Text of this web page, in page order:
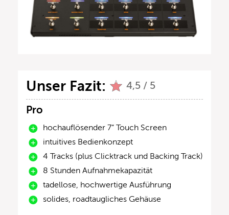
Unser Fazit: 4,5 / 5
Pro
hochauflösender 7“ Touch Screen
intuitives Bedienkonzept
4 Tracks (plus Clicktrack und Backing Track)
8 Stunden Aufnahmekapazität
tadellose, hochwertige Ausführung
solides, roadtaugliches Gehäuse